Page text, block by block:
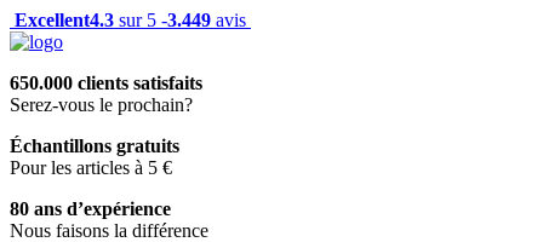
Excellent4.3 sur 5 -3.449 avis
650.000 clients satisfaits
Serez-vous le prochain?
Échantillons gratuits
Pour les articles à 5 €
80 ans d’expérience
Nous faisons la différence